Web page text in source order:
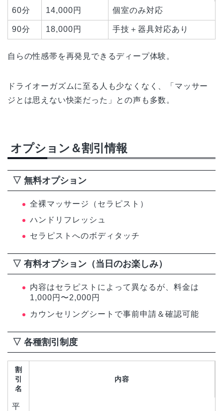
60分 14,000円 個室のみ対応
90分 18,000円 手技＋器具対応あり
自らの性感帯を再発見できるディープ体験。
ドライオーガズムに至る人も少なくなく、「マッサー
ジとは思えない快楽だった」との声も多数。
オプション＆割引情報
▽ 無料オプション
全裸マッサージ（セラピスト）
ハンドリフレッシュ
セラピストへのボディタッチ
▽ 有料オプション（当日のお楽しみ）
内容はセラピストによって異なるが、料金は
1,000円〜2,000円
カウンセリングシートで事前申請＆確認可能
▽ 各種割引制度
割
引
名
内容
平